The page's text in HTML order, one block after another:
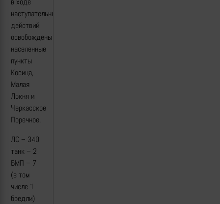
наступательных
действий
освобождены
населенные
пункты
Косица,
Малая
Локня и
Черкасское
Поречное.
ЛС – 340
танк – 2
БМП – 7
(в том
числе 1
бредли)